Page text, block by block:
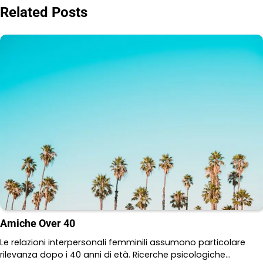
navigation
Related Posts
Amiche Over 40
Le relazioni interpersonali femminili assumono particolare
rilevanza dopo i 40 anni di età. Ricerche psicologiche…